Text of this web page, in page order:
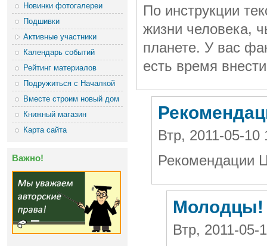
Новинки фотогалереи
Подшивки
Активные участники
Календарь событий
Рейтинг материалов
Подружиться с Началкой
Вместе строим новый дом
Книжный магазин
Карта сайта
Важно!
По инструкции
жизни человека,
планете. У вас
есть время
Втр, 2011-05-
Рекомендации
Молодцы!
Втр, 2011-